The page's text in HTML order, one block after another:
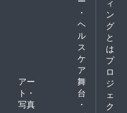
・
ヘ
ル
ス
ケ
ア
アー
ト・
写真
舞
台
・
ン
グ
と
は
プ
ロ
ジ
ェ
ク